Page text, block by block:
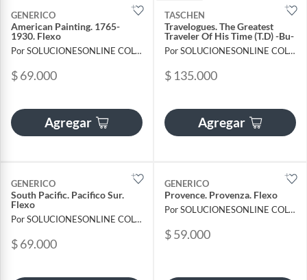
GENERICO
American Painting. 1765-
1930. Flexo
Por SOLUCIONESONLINE COLOMBIA SAS
$ 69.000
Agregar
TASCHEN
Travelogues. The Greatest
Traveler Of His Time (T.D) -Bu-
Por SOLUCIONESONLINE COLOMBIA SAS
$ 135.000
Agregar
GENERICO
South Pacific. Pacifico Sur.
Flexo
Por SOLUCIONESONLINE COLOMBIA SAS
$ 69.000
GENERICO
Provence. Provenza. Flexo
Por SOLUCIONESONLINE COLOMBIA SAS
$ 59.000